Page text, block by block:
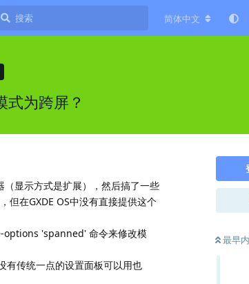
简体中文
为跨屏？
最早
显示方式是扩展），然后搞了一些
但在GXDE OS中没有直接提供这个
'spanned' 命令来修改模
传统一点的设置面板可以用也